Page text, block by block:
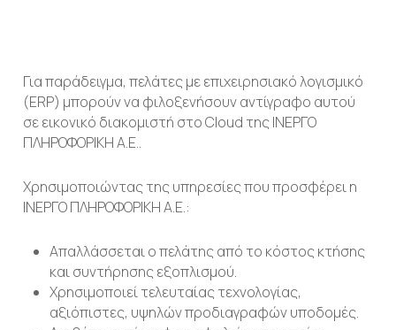
Για παράδειγμα, πελάτες με επιχειρησιακό λογισμικό
(ERP) μπορούν να φιλοξενήσουν αντίγραφο αυτού
σε εικονικό διακομιστή στο Cloud της ΙΝΕΡΓΟ
ΠΛΗΡΟΦΟΡΙΚΗ Α.Ε..
Χρησιμοποιώντας της υπηρεσίες που προσφέρει η
ΙΝΕΡΓΟ ΠΛΗΡΟΦΟΡΙΚΗ Α.Ε.:
Απαλλάσσεται ο πελάτης από το κόστος κτήσης
και συντήρησης εξοπλισμού.
Χρησιμοποιεί τελευταίας τεχνολογίας,
αξιόπιστες, υψηλών προδιαγραφών υποδομές.